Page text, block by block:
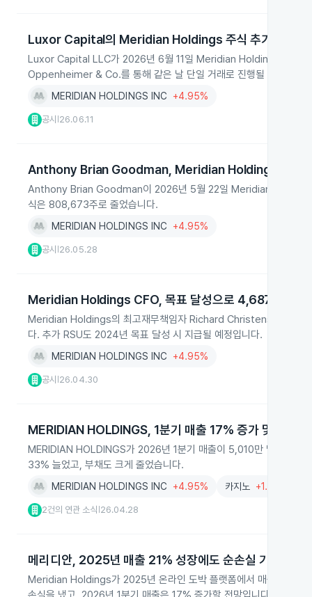
Luxor Capital의 Meridian Holdings 주식 추가 매도
Luxor Capital LLC가 2026년 6월 11일 Meridian Holdings Inc./NV
Oppenheimer & Co.를 통해 같은 날 단일 거래로 진행될 예정입니
MERIDIAN HOLDINGS INC +4.95%
공시 26.06.11
Anthony Brian Goodman, Meridian Holdings 주식
Anthony Brian Goodman이 2026년 5월 22일 Meridian Holdings
식은 808,673주로 줄었습니다.
MERIDIAN HOLDINGS INC +4.95%
공시 26.05.28
Meridian Holdings CFO, 목표 달성으로 4,687주 추가
Meridian Holdings의 최고재무책임자 Richard Christensen이
다. 추가 RSU도 2024년 목표 달성 시 지급될 예정입니다.
MERIDIAN HOLDINGS INC +4.95%
공시 26.04.30
MERIDIAN HOLDINGS, 1분기 매출 17% 증가 및 순익
MERIDIAN HOLDINGS가 2026년 1분기 매출이 5,010만 달러로
33% 늘었고, 부채도 크게 줄었습니다.
MERIDIAN HOLDINGS INC +4.95% 카지노 +1.86%
2건의 연관 소식 26.04.28
메리디안, 2025년 매출 21% 성장에도 순손실 기록
Meridian Holdings가 2025년 온라인 도박 플랫폼에서 매출 1억